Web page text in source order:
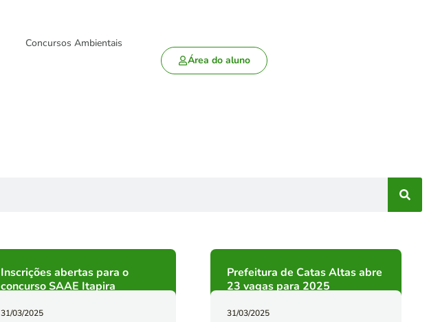
Concursos Ambientais
Área do aluno
Inscrições abertas para o
concurso SAAE Itapira
31/03/2025
Prefeitura de Catas Altas abre
23 vagas para 2025
31/03/2025